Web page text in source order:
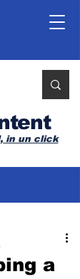
in un click
a